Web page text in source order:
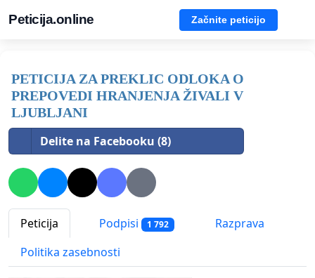
Peticija.online Začnite peticijo
PETICIJA ZA PREKLIC ODLOKA O
PREPOVEDI HRANJENJA ŽIVALI V
LJUBLJANI
Delite na Facebooku (8)
Peticija Podpisi 1 792
Razprava
Politika zasebnosti